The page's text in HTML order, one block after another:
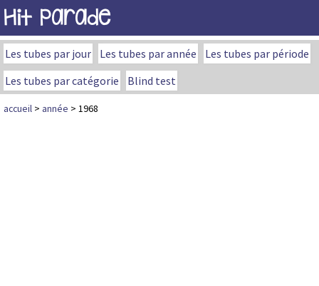
Hit Parade
Les tubes par jour Les tubes par année
Les tubes par période
Les tubes par catégorie
Blind test
accueil > année > 1968